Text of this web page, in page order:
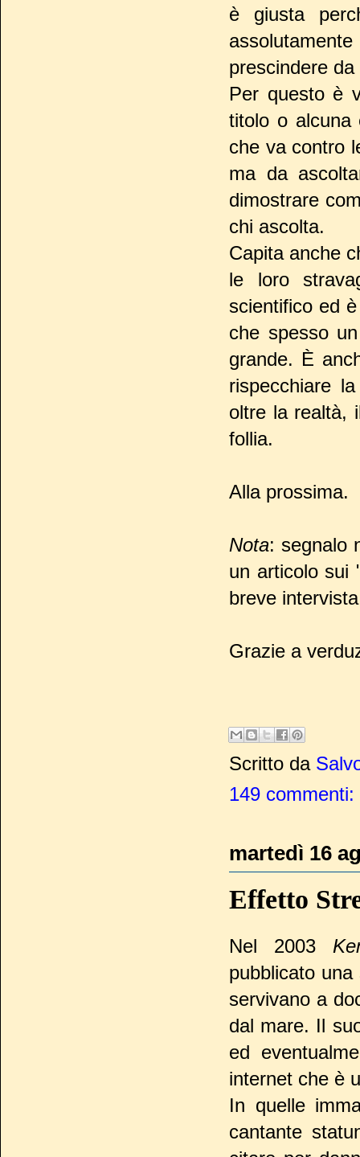
è giusta
prescindere
Per questo è
titolo o alcuna
che va contro
ma da
dimostrare
chi ascolta.
Capita anche
le loro
scientifico ed
che spesso
grande. È
rispecchiare
oltre la realtà,
follia.
Alla prossima.
Nota: segnalo
un articolo sui
breve
Grazie a
Scritto da
149 commenti:
martedì 16
Effetto
Nel 2003
pubblicato
servivano a
dal mare. Il
ed
internet che è
In quelle
cantante